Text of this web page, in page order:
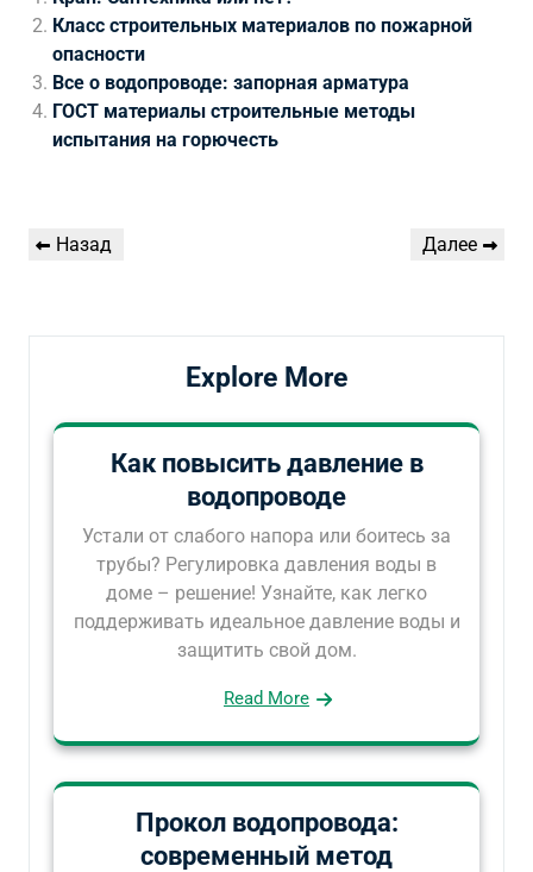
Класс строительных материалов по пожарной
опасности
Все о водопроводе: запорная арматура
ГОСТ материалы строительные методы
испытания на горючесть
Навигация
Предыдущая
Назад
Следующая
Далее
Explore More
Как повысить давление в
водопроводе
Устали от слабого напора или боитесь за
трубы? Регулировка давления воды в
доме – решение! Узнайте, как легко
поддерживать идеальное давление воды и
защитить свой дом.
Read More
Прокол водопровода:
современный метод